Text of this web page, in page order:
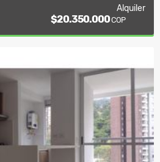
Alquiler
$20.350.000COP